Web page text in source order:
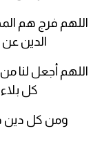
اللهم فرج هم
الدين
اللهم أجعل لنا
كل
ومن كل دين